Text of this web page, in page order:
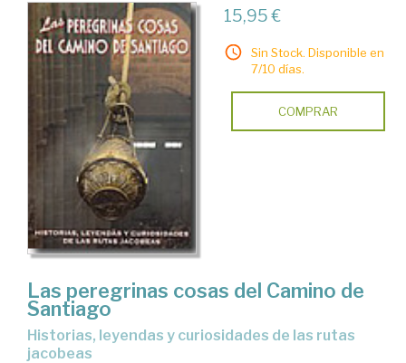
15,95 €
Sin Stock. Disponible en
7/10 días.
COMPRAR
Las peregrinas cosas del Camino de
Santiago
historias, leyendas y curiosidades de las rutas
jacobeas